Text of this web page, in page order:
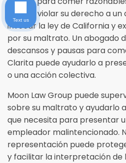
intenta violar su derecho a
invocar la ley de California y
por su maltrato. Un abogado
descansos y pausas para
Clarita puede ayudarlo a
o una acción colectiva.
Moon Law Group puede
sobre su maltrato y ayudarlo
que necesita para presentar
empleador malintencionado.
representación puede
y facilitar la interpretación de
Text us